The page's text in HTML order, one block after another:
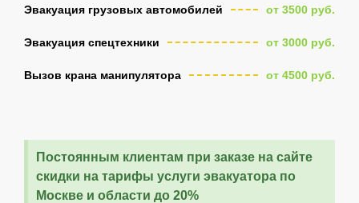
Эвакуация грузовых автомобилей от 3500 руб.
Эвакуация спецтехники от 3000 руб.
Вызов крана манипулятора от 4500 руб.
Постоянным клиентам при заказе на сайте
скидки на тарифы услуги эвакуатора по
Москве и области до 20%